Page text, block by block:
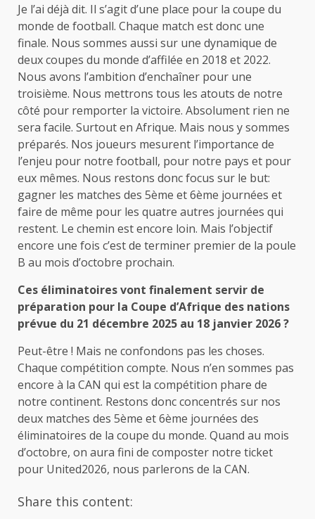
Je l’ai déjà dit. Il s’agit d’une place pour la coupe du
monde de football. Chaque match est donc une
finale. Nous sommes aussi sur une dynamique de
deux coupes du monde d’affilée en 2018 et 2022.
Nous avons l’ambition d’enchaîner pour une
troisième. Nous mettrons tous les atouts de notre
côté pour remporter la victoire. Absolument rien ne
sera facile. Surtout en Afrique. Mais nous y sommes
préparés. Nos joueurs mesurent l’importance de
l’enjeu pour notre football, pour notre pays et pour
eux mêmes. Nous restons donc focus sur le but:
gagner les matches des 5ème et 6ème journées et
faire de même pour les quatre autres journées qui
restent. Le chemin est encore loin. Mais l’objectif
encore une fois c’est de terminer premier de la poule
B au mois d’octobre prochain.
Ces éliminatoires vont finalement servir de
préparation pour la Coupe d’Afrique des nations
prévue du 21 décembre 2025 au 18 janvier 2026 ?
Peut-être ! Mais ne confondons pas les choses.
Chaque compétition compte. Nous n’en sommes pas
encore à la CAN qui est la compétition phare de
notre continent. Restons donc concentrés sur nos
deux matches des 5ème et 6ème journées des
éliminatoires de la coupe du monde. Quand au mois
d’octobre, on aura fini de composter notre ticket
pour United2026, nous parlerons de la CAN.
Share this content: